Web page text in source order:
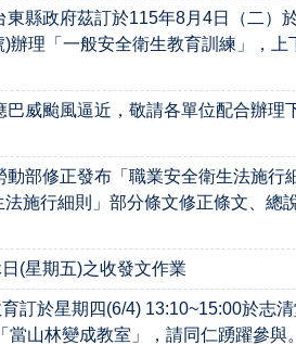
東縣政府茲訂於115年8月4日（二）
辦理「一般安全衛生教育訓練」，
巴威颱風逼近，敬請各單位配合辦理
動部修正發布「職業安全衛生法施
施行細則」部分條文修正條文、總
(星期五)之收發文作業
訂於星期四(6/4) 13:10~15:00於志
山林變成教室」，請同仁踴躍參與。